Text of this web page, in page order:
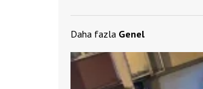
Daha fazla Genel